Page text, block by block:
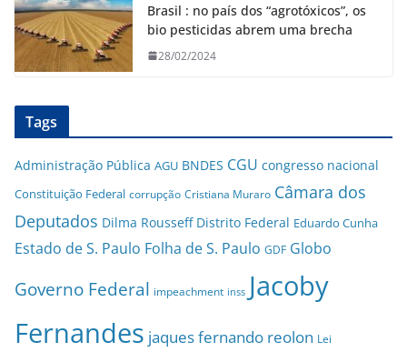
Brasil : no país dos “agrotóxicos”, os
bio pesticidas abrem uma brecha
28/02/2024
Tags
Administração Pública AGU BNDES CGU congresso nacional
Constituição Federal corrupção Cristiana Muraro Câmara dos
Deputados Dilma Rousseff Distrito Federal Eduardo Cunha
Estado de S. Paulo Folha de S. Paulo GDF Globo
Governo Federal impeachment inss Jacoby
Fernandes jaques fernando reolon Lei